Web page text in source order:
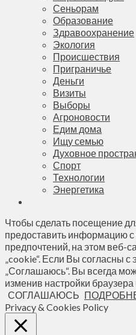
Сеньорам
Образование
Здравоохранение
Экология
Происшествия
Приграничье
Деньги
Визиты
Выборы
Агроновости
Едим дома
Ищу семью
Духовное
Спорт
Технологии
Энергетика
Чтобы сделать посещение
предоставить информацию
предпочтений, на этом веб-
„cookie“. Если Вы согласны с
„Соглашаюсь“. Вы всегда
изменив настройки
СОГЛАШАЮСЬ
Privacy & Cookies Policy